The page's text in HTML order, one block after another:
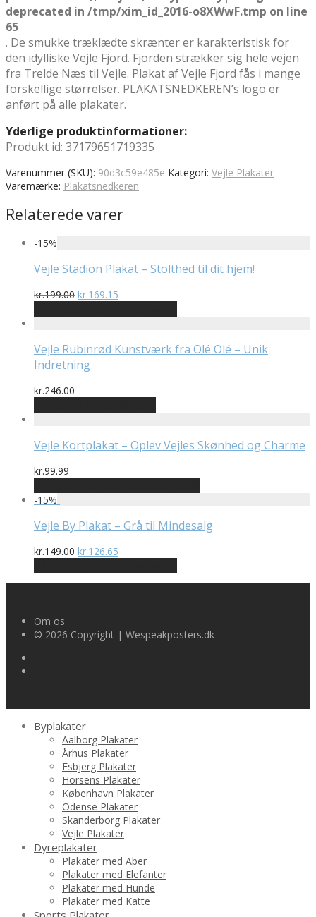
deprecated in /tmp/xim_id_2016-o8XWwF.tmp on line
65
. De smukke træklædte skrænter er karakteristisk for
den idylliske Vejle Fjord. Fjorden strækker sig hele vejen
fra Trelde Næs til Vejle. Plakat af Vejle Fjord fås i mange
forskellige størrelser. PLAKATSNEDKEREN’s logo er
anført på alle plakater.
Yderlige produktinformationer:
Produkt id: 37179651719335
Varenummer (SKU): 90d3c59e485e Kategori: Vejle Plakater
Varemærke: Plakatsnedkeren
Relaterede varer
-15%
Vejle Stadion Plakat – Stolthed til dit hjem!
kr.199.00 Den
pris
kr.199.00.
kr.169.15
pris
kr.169.15.
Vejle Rubinrød Kunstværk fra Olé Olé – Unik
Indretning
kr.246.00
Vejle Kortplakat – Oplev Vejles Skønhed og Charme
kr.99.99
-15%
Vejle By Plakat – Grå til Mindesalg
kr.149.00 Den
pris
kr.126.65
pris
Om os
© 2026 Copyright | Wespeakposters.dk
Byplakater
Aalborg Plakater
Århus Plakater
Esbjerg Plakater
Horsens Plakater
København Plakater
Odense Plakater
Skanderborg Plakater
Vejle Plakater
Dyreplakater
Plakater med Aber
Plakater med Elefanter
Plakater med Hunde
Plakater med Katte